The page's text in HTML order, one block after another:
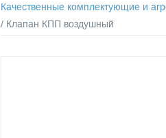
Качественные комплектующие и
/ Клапан КПП воздушный